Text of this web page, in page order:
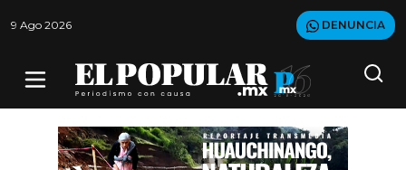
9 Ago 2026 DENUNCIA